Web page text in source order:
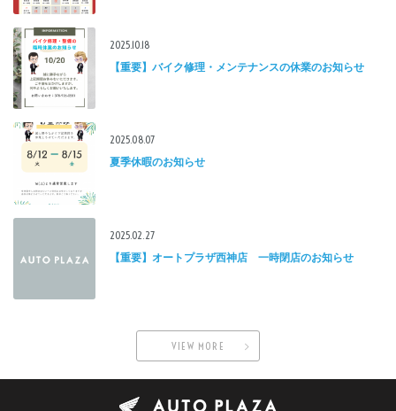
2025.10.18
【重要】バイク修理・メンテナンスの休業のお知らせ
2025.08.07
夏季休暇のお知らせ
2025.02.27
【重要】オートプラザ西神店 一時閉店のお知らせ
VIEW MORE